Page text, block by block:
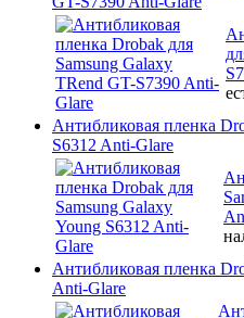
Антибликовая пленка
S6312 Anti-Glare
Антибликовая пленка
Anti-Glare